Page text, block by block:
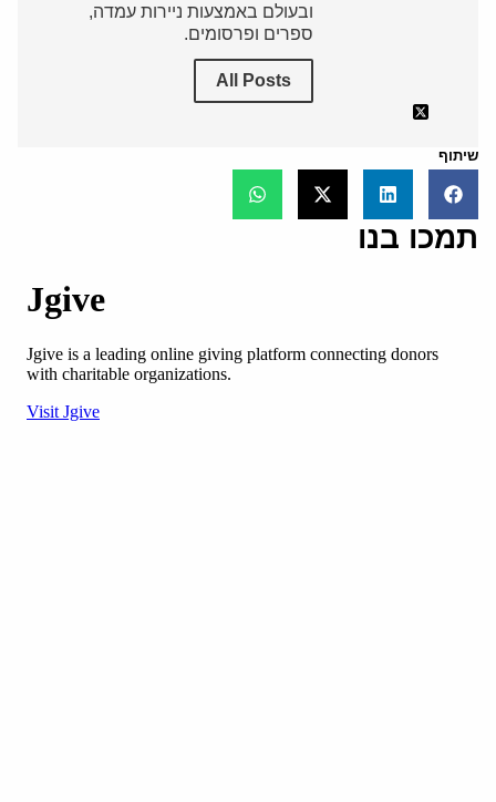
ובעולם באמצעות ניירות עמדה,
ספרים ופרסומים.
All Posts
שיתוף
תמכו בנו